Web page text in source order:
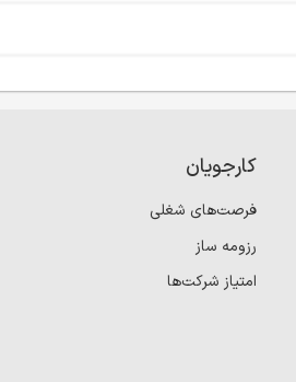
کارجویان
فرصت‌های شغلی
رزومه ساز
امتیاز شرکت‌ها